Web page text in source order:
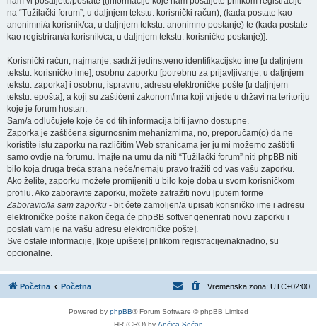
na “Tužilački forum”, u daljnjem tekstu: korisnički račun), (kada postate kao
anonimni/a korisnik/ca, u daljnjem tekstu: anonimno postanje) te (kada postate
kao registriran/a korisnik/ca, u daljnjem tekstu: korisničko postanje)].
Korisnički račun, najmanje, sadrži jedinstveno identifikacijsko ime [u daljnjem
tekstu: korisničko ime], osobnu zaporku [potrebnu za prijavljivanje, u daljnjem
tekstu: zaporka] i osobnu, ispravnu, adresu elektroničke pošte [u daljnjem
tekstu: epošta], a koji su zaštićeni zakonom/ima koji vrijede u državi na teritoriju
koje je forum hostan.
Sam/a odlučujete koje će od tih informacija biti javno dostupne.
Zaporka je zaštićena sigurnosnim mehanizmima, no, preporučam(o) da ne
koristite istu zaporku na različitim Web stranicama jer ju mi možemo zaštititi
samo ovdje na forumu. Imajte na umu da niti “Tužilački forum” niti phpBB niti
bilo koja druga treća strana neće/nemaju pravo tražiti od vas vašu zaporku.
Ako želite, zaporku možete promijeniti u bilo koje doba u svom korisničkom
profilu. Ako zaboravite zaporku, možete zatražiti novu [putem forme
Zaboravio/la sam zaporku - bit ćete zamoljen/a upisati korisničko ime i adresu
elektroničke pošte nakon čega će phpBB softver generirati novu zaporku i
poslati vam je na vašu adresu elektroničke pošte].
Sve ostale informacije, [koje upišete] prilikom registracije/naknadno, su
opcionalne.
Početna Početna Vremenska zona: UTC+02:00
Powered by phpBB® Forum Software © phpBB Limited
HR (CRO) by Ančica Sečan